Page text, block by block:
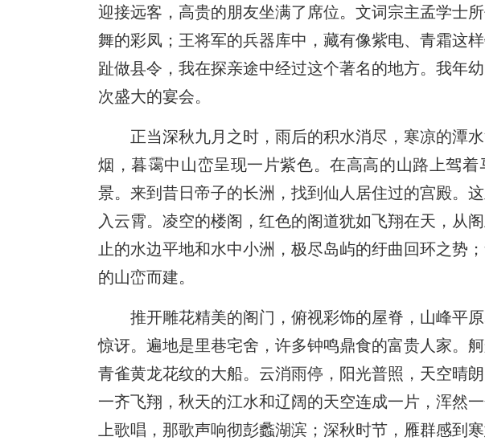
迎接远客，高贵的朋友坐满了席位。文词宗主孟学士
舞的彩凤；王将军的兵器库中，藏有像紫电、青霜这
趾做县令，我在探亲途中经过这个著名的地方。我年
次盛大的宴会。
正当深秋九月之时，雨后的积水消尽，寒凉的潭
烟，暮霭中山峦呈现一片紫色。在高高的山路上驾
景。来到昔日帝子的长洲，找到仙人居住过的宫殿。
入云霄。凌空的楼阁，红色的阁道犹如飞翔在天，从
止的水边平地和水中小洲，极尽岛屿的纡曲回环之势
的山峦而建。
推开雕花精美的阁门，俯视彩饰的屋脊，山峰平
惊讶。遍地是里巷宅舍，许多钟鸣鼎食的富贵人家。
青雀黄龙花纹的大船。云消雨停，阳光普照，天空晴
一齐飞翔，秋天的江水和辽阔的天空连成一片，浑然
上歌唱，那歌声响彻彭蠡湖滨；深秋时节，雁群感到